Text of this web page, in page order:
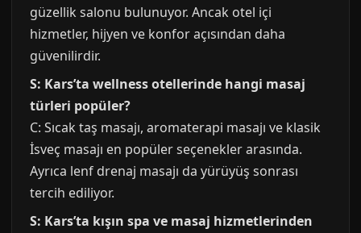
güzellik salonu bulunuyor. Ancak otel içi
hizmetler, hijyen ve konfor açısından daha
güvenilirdir.
S: Kars’ta wellness otellerinde hangi masaj
türleri popüler?
C: Sıcak taş masajı, aromaterapi masajı ve klasik
İsveç masajı en popüler seçenekler arasında.
Ayrıca lenf drenaj masajı da yürüyüş sonrası
tercih ediliyor.
S: Kars’ta kışın spa ve masaj hizmetlerinden